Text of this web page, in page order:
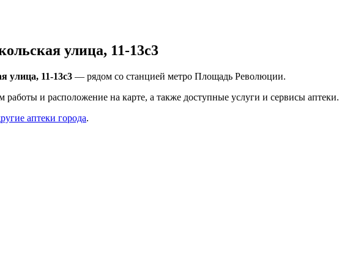
улица, 11-13с3
улица, 11-13с3 — рядом со станцией метро Площадь Революции.
и расположение на карте, а также доступные услуги и сервисы аптеки.
аптеки города.